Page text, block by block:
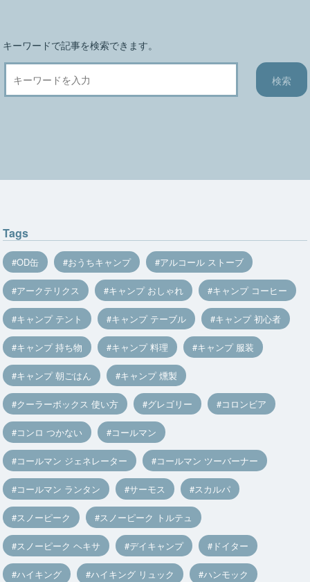
キーワードで記事を検索できます。
Tags
OD缶 おうちキャンプ アルコール ストーブ
アークテリクス キャンプ おしゃれ キャンプ コーヒー
キャンプ テント キャンプ テーブル キャンプ 初心者
キャンプ 持ち物 キャンプ 料理 キャンプ 服装
キャンプ 朝ごはん キャンプ 燻製
クーラーボックス 使い方 グレゴリー コロンビア
コンロ つかない コールマン
コールマン ジェネレーター コールマン ツーバーナー
コールマン ランタン サーモス スカルパ
スノーピーク スノーピーク トルテュ
スノーピーク ヘキサ デイキャンプ ドイター
ハイキング ハイキング リュック ハンモック